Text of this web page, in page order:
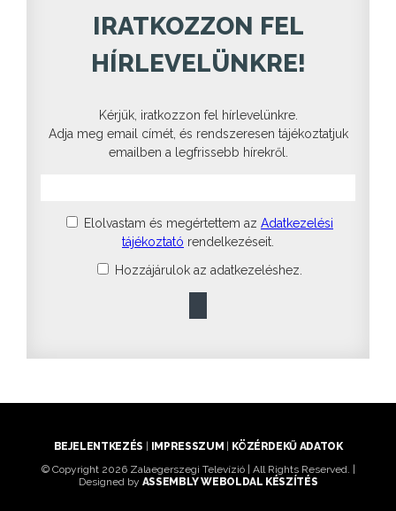
IRATKOZZON FEL
HÍRLEVELÜNKRE!
Kérjük, iratkozzon fel hírlevelünkre.
Adja meg email címét, és rendszeresen tájékoztatjuk
emailben a legfrissebb hírekről.
Elolvastam és megértettem az Adatkezelési
tájékoztató rendelkezéseit.
Hozzájárulok az adatkezeléshez.
BEJELENTKEZÉS | IMPRESSZUM | KÖZÉRDEKŰ ADATOK
© Copyright 2026 Zalaegerszegi Televízió | All Rights Reserved. |
Designed by ASSEMBLY WEBOLDAL KÉSZÍTÉS